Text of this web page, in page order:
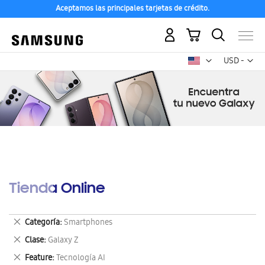
Aceptamos las principales tarjetas de crédito.
USD -
dólar
Mi carrito
Tienda Online
Categoría Smartphones
Eliminar
este
artículo
Clase Galaxy Z
Eliminar
este
Feature Tecnología AI
Eliminar